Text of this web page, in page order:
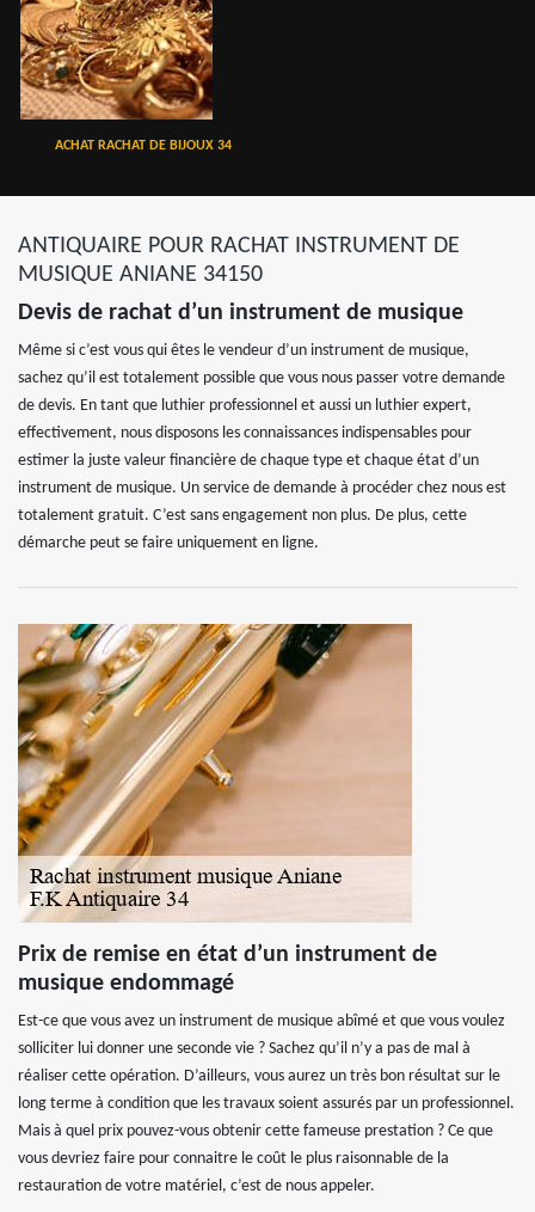
ACHAT RACHAT DE BIJOUX 34
ANTIQUAIRE POUR RACHAT INSTRUMENT DE
MUSIQUE ANIANE 34150
Devis de rachat d’un instrument de musique
Même si c’est vous qui êtes le vendeur d’un instrument de musique,
sachez qu’il est totalement possible que vous nous passer votre demande
de devis. En tant que luthier professionnel et aussi un luthier expert,
effectivement, nous disposons les connaissances indispensables pour
estimer la juste valeur financière de chaque type et chaque état d’un
instrument de musique. Un service de demande à procéder chez nous est
totalement gratuit. C’est sans engagement non plus. De plus, cette
démarche peut se faire uniquement en ligne.
Prix de remise en état d’un instrument de
musique endommagé
Est-ce que vous avez un instrument de musique abîmé et que vous voulez
solliciter lui donner une seconde vie ? Sachez qu’il n’y a pas de mal à
réaliser cette opération. D’ailleurs, vous aurez un très bon résultat sur le
long terme à condition que les travaux soient assurés par un professionnel.
Mais à quel prix pouvez-vous obtenir cette fameuse prestation ? Ce que
vous devriez faire pour connaitre le coût le plus raisonnable de la
restauration de votre matériel, c’est de nous appeler.